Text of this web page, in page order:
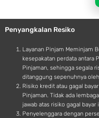
Penyangkalan Resiko
Layanan Pinjam Meminjam
kesepakatan perdata antara
Pinjaman, sehingga segala
ditanggung sepenuhnya
Risiko kredit atau gagal
Pinjaman. Tidak ada
jawab atas risiko gagal bayar
Penyelenggara dengan